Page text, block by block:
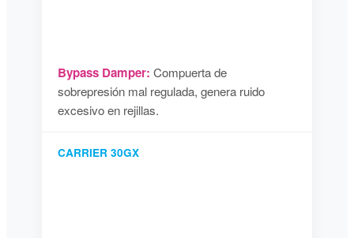
Bypass Damper: Compuerta de
sobrepresión mal regulada, genera ruido
excesivo en rejillas.
CARRIER 30GX